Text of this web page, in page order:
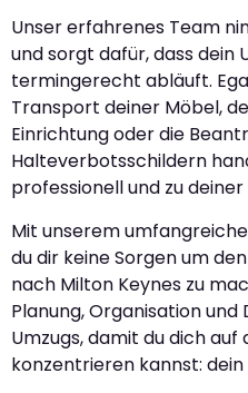
Unser erfahrenes Team
und sorgt dafür, dass dein
termingerecht abläuft.
Transport deiner Möbel,
Einrichtung oder die
Halteverbotsschildern
professionell und zu
Mit unserem
du dir keine Sorgen um
nach Milton Keynes zu
Planung, Organisation
Umzugs, damit du dich auf
konzentrieren kannst: dein